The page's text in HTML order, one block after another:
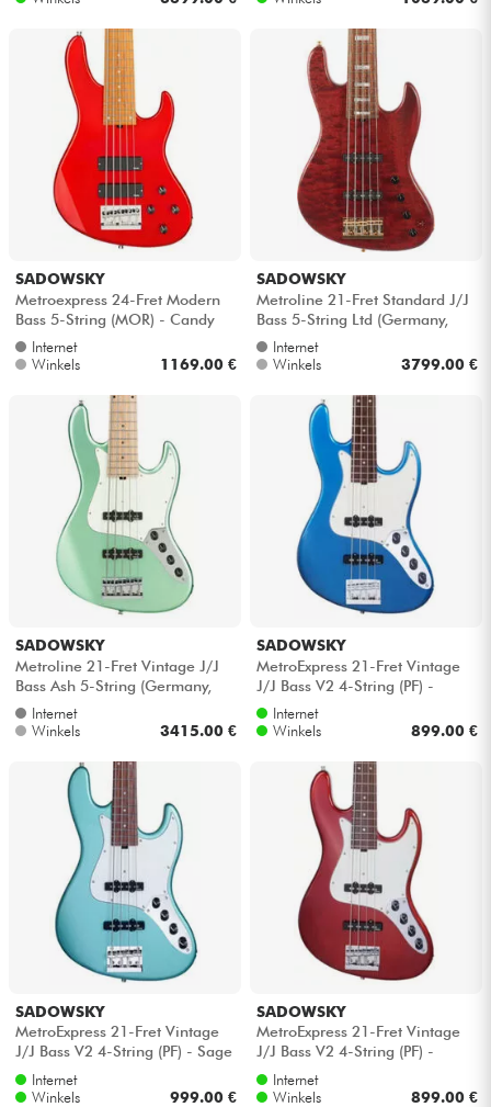
SADOWSKY
Metroexpress 24-Fret Modern
Bass 5-String (MOR) - Candy
apple red metallic
Internet
Winkels
1169.00 €
SADOWSKY
Metroline 21-Fret Standard J/J
Bass 5-String Ltd (Germany,
MN) - Majestic red transpare...
Internet
Winkels
3799.00 €
SADOWSKY
Metroline 21-Fret Vintage J/J
Bass Ash 5-String (Germany,
MN) - Sage green metallic satin
Internet
Winkels
3415.00 €
SADOWSKY
MetroExpress 21-Fret Vintage
J/J Bass V2 4-String (PF) -
Ocean blue metallic
Internet
Winkels
899.00 €
SADOWSKY
MetroExpress 21-Fret Vintage
J/J Bass V2 4-String (PF) - Sage
green metallic
Internet
Winkels
999.00 €
SADOWSKY
MetroExpress 21-Fret Vintage
J/J Bass V2 4-String (PF) -
Candy apple red metallic
Internet
Winkels
899.00 €